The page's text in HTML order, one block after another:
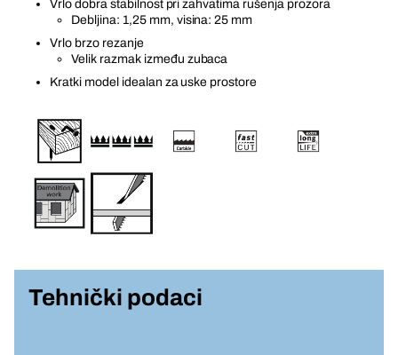
Vrlo dobra stabilnost pri zahvatima rušenja prozora
Debljina: 1,25 mm, visina: 25 mm
Vrlo brzo rezanje
Velik razmak između zubaca
Kratki model idealan za uske prostore
Tehnički podaci